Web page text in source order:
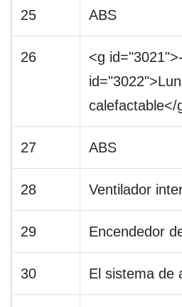
25 ABS
26
<g
calefactable</
27 ABS
28 Ventilador
29 Encendedor
30 El sistema de